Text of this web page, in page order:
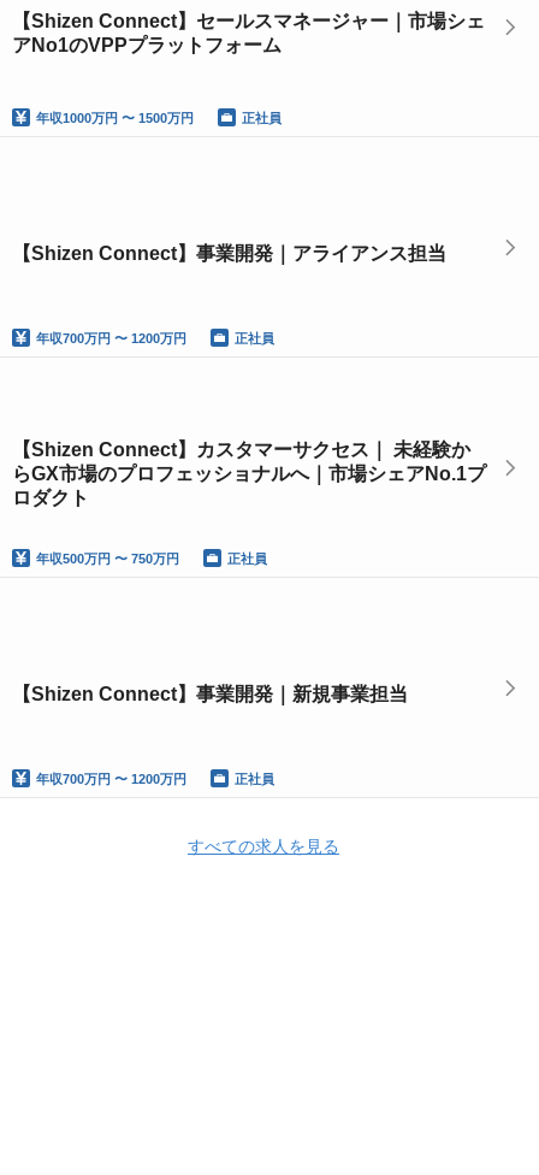
【Shizen Connect】セールスマネージャー｜市場シェ
アNo1のVPPプラットフォーム
年収1000万円 〜 1500万円 正社員
【Shizen Connect】事業開発｜アライアンス担当
年収700万円 〜 1200万円 正社員
【Shizen Connect】カスタマーサクセス｜ 未経験か
らGX市場のプロフェッショナルへ｜市場シェアNo.1プ
ロダクト
年収500万円 〜 750万円 正社員
【Shizen Connect】事業開発｜新規事業担当
年収700万円 〜 1200万円 正社員
すべての求人を見る